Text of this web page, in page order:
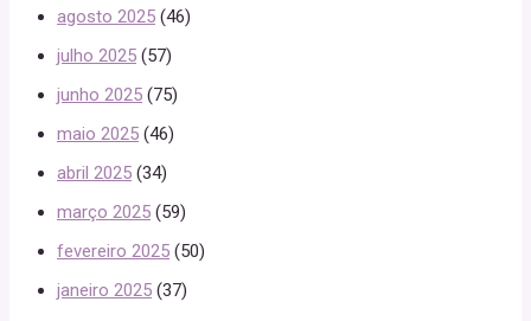
agosto 2025 (46)
julho 2025 (57)
junho 2025 (75)
maio 2025 (46)
abril 2025 (34)
março 2025 (59)
fevereiro 2025 (50)
janeiro 2025 (37)